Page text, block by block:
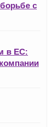
с
в ЕС: